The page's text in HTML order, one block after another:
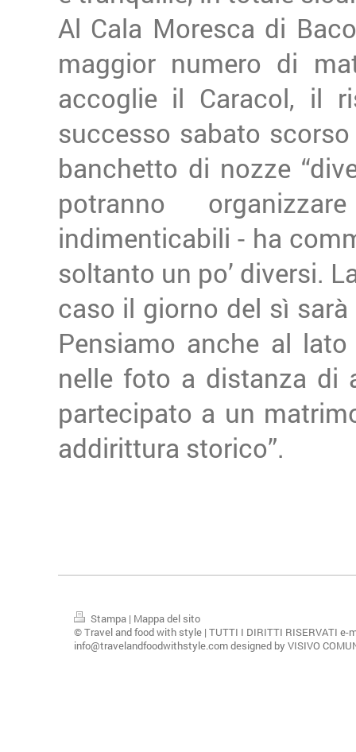
Al Cala Moresca di
maggior numero di
accoglie il Caracol, il
successo sabato
banchetto di nozze
potranno
indimenticabili - ha
soltanto un po’ diversi.
caso il giorno del sì
Pensiamo anche al
nelle foto a distanza di
partecipato a un
addirittura storico”.
Stampa | Mappa del sito
© Travel and food with style | TUTTI I DIRITTI RISERVATI e-
info@travelandfoodwithstyle.com designed by VISIVO